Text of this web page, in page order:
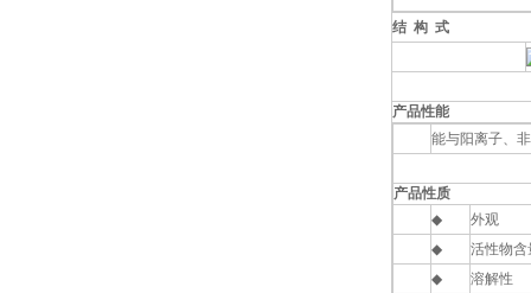
结 构 式
产品性能
能与阳离子、
产品性质
◆
外观
◆
活性物含
◆
溶解性